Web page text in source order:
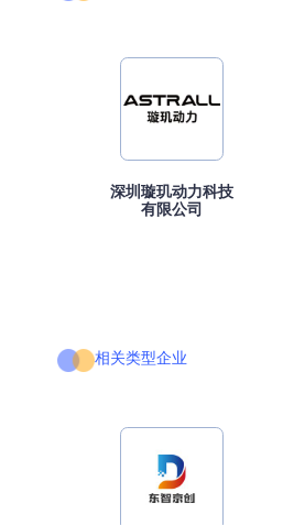
深圳璇玑动力科技
有限公司
相关类型企业